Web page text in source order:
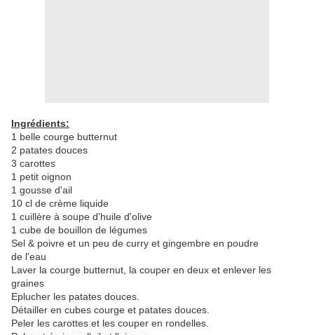
Ingrédients:
1 belle courge butternut
2 patates douces
3 carottes
1 petit oignon
1 gousse d'ail
10 cl de crème liquide
1 cuillère à soupe d'huile d'olive
1 cube de bouillon de légumes
Sel & poivre et un peu de curry et gingembre en poudre
de l'eau
Laver la courge butternut, la couper en deux et enlever les
graines
Eplucher les patates douces.
Détailler en cubes courge et patates douces.
Peler les carottes et les couper en rondelles.